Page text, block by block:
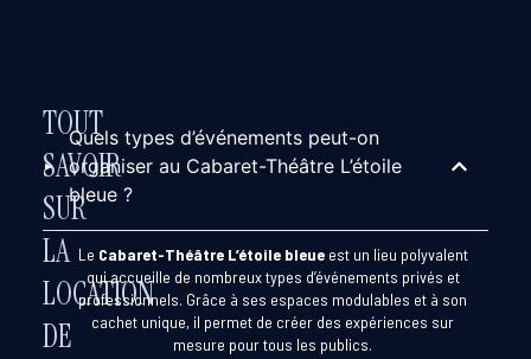
TOUT
SAVOIR
SUR
LA
LOCATION
DE
Quels types d’événements peut-on
organiser au Cabaret-Théâtre L’étoile
bleue ?
Le Cabaret-Théâtre L’étoile bleueest un lieu polyvalent
qui accueille de nombreux types d’événements privés et
professionnels. Grâce à ses espaces modulables et à son
cachet unique, il permet de créer des expériences sur
mesure pour tous les publics.